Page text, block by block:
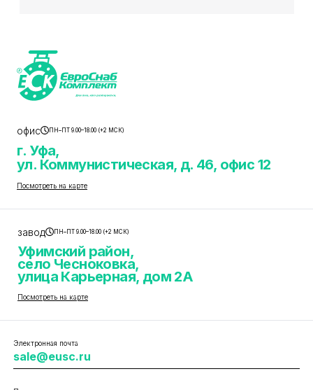
офис ПН–ПТ 9.00–18.00 (+2 МСК)
г. Уфа,
ул. Коммунистическая, д. 46, офис 12
Посмотреть на карте
завод ПН–ПТ 9.00–18.00 (+2 МСК)
Уфимский район,
село Чесноковка,
улица Карьерная, дом 2А
Посмотреть на карте
Электронная почта
sale@eusc.ru